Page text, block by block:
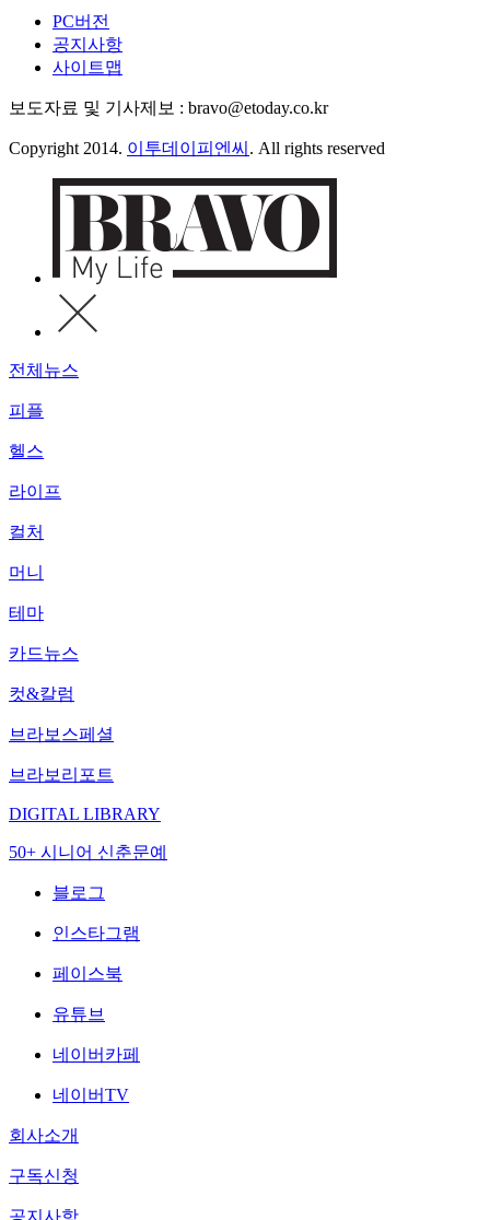
PC버전
공지사항
사이트맵
보도자료 및 기사제보 : bravo@etoday.co.kr
Copyright 2014. 이투데이피엔씨 . All rights reserved
전체뉴스
피플
헬스
라이프
컬처
머니
테마
카드뉴스
컷&칼럼
브라보스페셜
브라보리포트
DIGITAL LIBRARY
50+ 시니어 신춘문예
블로그
인스타그램
페이스북
유튜브
네이버카페
네이버TV
회사소개
구독신청